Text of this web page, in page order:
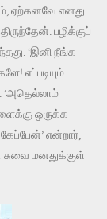
ஏற்கனவே எனது
பழிக்குப்
‘இனி நீங்க
எப்படியும்
‘அதெல்லாம்
ஒருக்க
என்றார்,
சுவை மனதுக்குள்